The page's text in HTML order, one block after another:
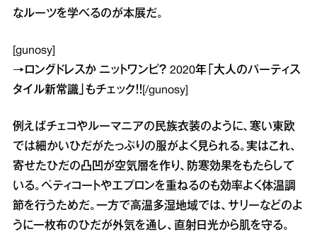
なルーツを学べるのが本展だ。
[gunosy]
→ ロングドレスか ニットワンピ？ 2020年「大人のパーティス
タイル新常識」 もチェック！！[/gunosy]
例えばチェコやルーマニアの民族衣装のように、寒い東欧
では細かいひだがたっぷりの服がよく見られる。実はこれ、
寄せたひだの凸凹が空気層を作り、防寒効果をもたらして
いる。ペティコートやエプロンを重ねるのも効率よく体温調
節を行うためだ。一方で高温多湿地域では、サリーなどのよ
うに一枚布のひだが外気を通し、直射日光から肌を守る。